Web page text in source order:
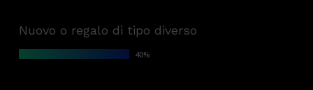
Nuovo o regalo di tipo diverso
40%